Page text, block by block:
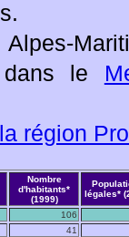
dans le
région
Nombre
d'habitants*
(1999)
légales*
106
41